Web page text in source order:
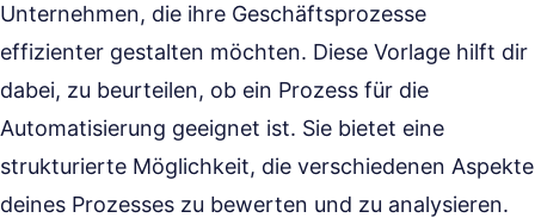
Unternehmen, die ihre Geschäftsprozesse
effizienter gestalten möchten. Diese Vorlage hilft dir
dabei, zu beurteilen, ob ein Prozess für die
Automatisierung geeignet ist. Sie bietet eine
strukturierte Möglichkeit, die verschiedenen Aspekte
deines Prozesses zu bewerten und zu analysieren.